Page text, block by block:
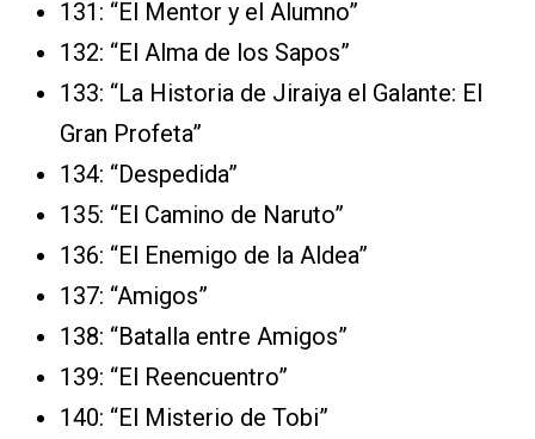
131: “El Mentor y el Alumno”
132: “El Alma de los Sapos”
133: “La Historia de Jiraiya el Galante: El
Gran Profeta”
134: “Despedida”
135: “El Camino de Naruto”
136: “El Enemigo de la Aldea”
137: “Amigos”
138: “Batalla entre Amigos”
139: “El Reencuentro”
140: “El Misterio de Tobi”